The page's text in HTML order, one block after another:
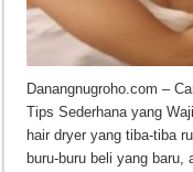
Teknologi Bikin Bisnis
Danangnugroho.com –
Tips Sederhana yang
hair dryer yang tiba-tiba
buru-buru beli yang baru,